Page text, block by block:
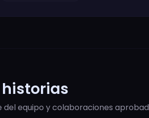
del equipo y colaboraciones